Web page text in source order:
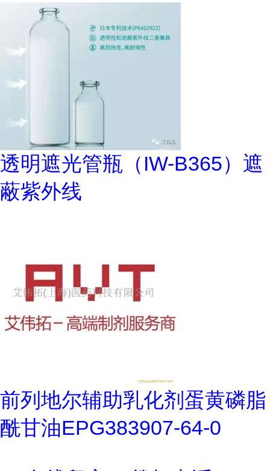
透明遮光管瓶（IW-B365）遮
蔽紫外线
前列地尔辅助乳化剂蛋黄磷脂
酰甘油EPG383907-64-0